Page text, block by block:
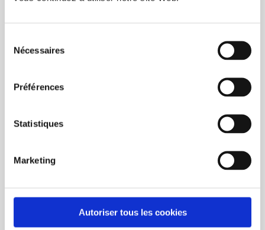
Nécessaires
Préférences
Statistiques
Marketing
Autoriser tous les cookies